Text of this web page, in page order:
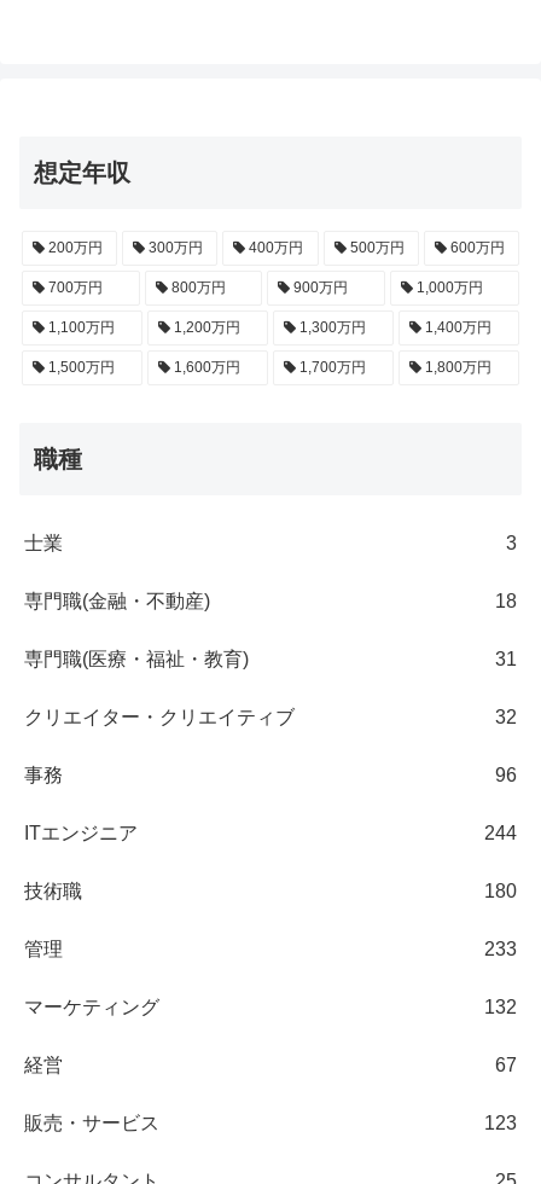
想定年収
200万円 300万円 400万円 500万円 600万円
700万円 800万円 900万円 1,000万円
1,100万円 1,200万円 1,300万円 1,400万円
1,500万円 1,600万円 1,700万円 1,800万円
職種
士業 3
専門職(金融・不動産) 18
専門職(医療・福祉・教育) 31
クリエイター・クリエイティブ 32
事務 96
ITエンジニア 244
技術職 180
管理 233
マーケティング 132
経営 67
販売・サービス 123